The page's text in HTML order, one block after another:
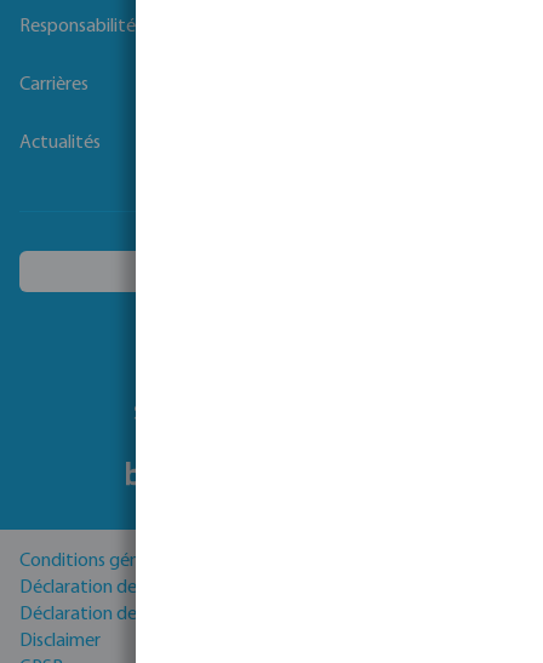
Responsabilité sociale des entreprises
Carrières
Actualités
Suivez-nous
Conditions générales
Déclaration de Confidentialité
Déclaration de cookies
Disclaimer